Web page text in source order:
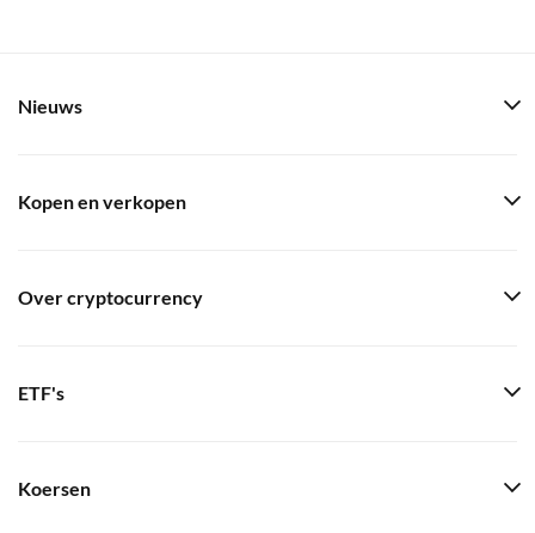
Nieuws
Kopen en verkopen
Over cryptocurrency
ETF's
Koersen